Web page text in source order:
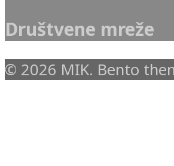
Društvene mreže
© 2026 MIK. Bento